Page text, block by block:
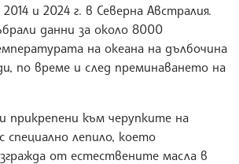
и 2024 г. в Северна Австралия.
данни за около 8000
на океана на дълбочина
по време и след преминаването на
прикрепени към черупките на
специално лепило, което
от естествените масла в